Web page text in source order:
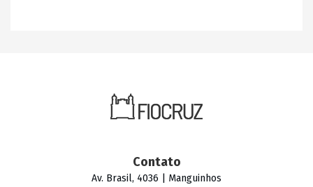
Contato
Av. Brasil, 4036 | Manguinhos